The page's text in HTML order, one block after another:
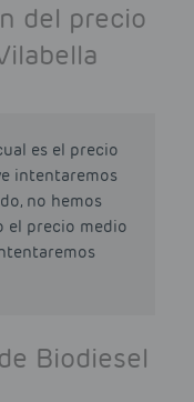
del precio
es el precio
intentaremos
no hemos
el precio medio
Biodiesel